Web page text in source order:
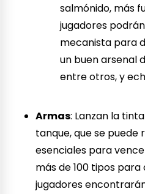
salmónido, más
jugadores
mecanista para
un buen arsenal
entre otros, y
Armas: Lanzan la
tanque, que se puede
esenciales para
más de 100 tipos
jugadores